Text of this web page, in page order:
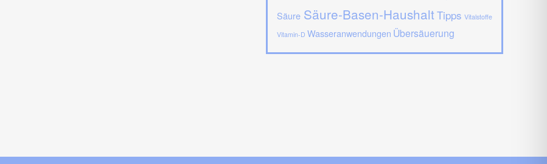
Säure Säure-Basen-HaushaltTipps Vitalstoffe
Vitamin-D Wasseranwendungen Übersäuerung